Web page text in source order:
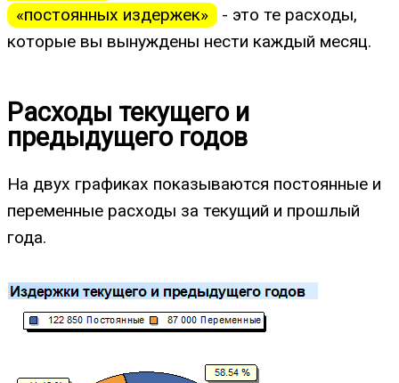
«постоянных издержек»
- это те расходы,
которые вы вынуждены нести каждый месяц.
Расходы текущего и
предыдущего годов
На двух графиках показываются постоянные и
переменные расходы за текущий и прошлый
года.